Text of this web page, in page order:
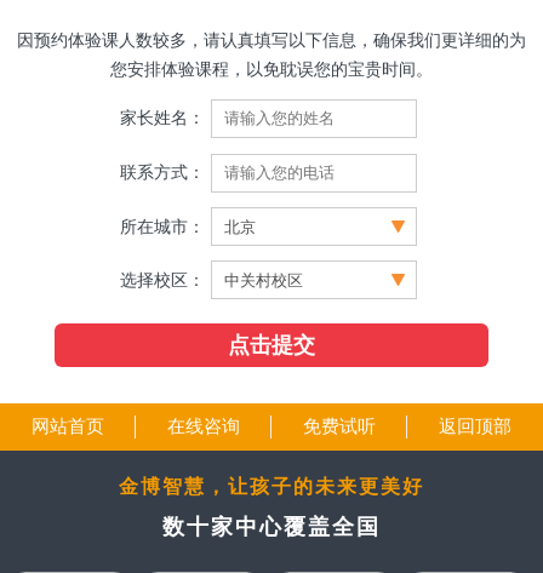
因预约体验课人数较多，请认真填写以下信息，确保我们更详细的为
您安排体验课程，以免耽误您的宝贵时间。
家长姓名：
联系方式：
所在城市：
选择校区：
网站首页 在线咨询 免费试听 返回顶部
金博智慧，让孩子的未来更美好
数十家中心覆盖全国